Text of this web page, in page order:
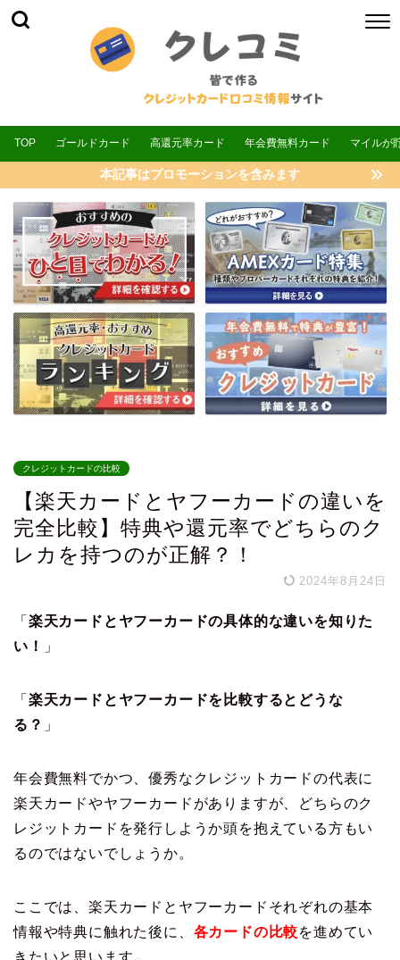
TOP ゴールドカード 高還元率カード 年会費無料カード マイルが
本記事はプロモーションを含みます
クレジットカードの比較
【楽天カードとヤフーカードの違いを
完全比較】特典や還元率でどちらのク
レカを持つのが正解？！
2024年8月24日
「 楽天カードとヤフーカードの具体的な違いを知りた
い！
」
「 楽天カードとヤフーカードを比較するとどうな
る？ 」
年会費無料でかつ、優秀なクレジットカードの代表に
楽天カードやヤフーカードがありますが、どちらのク
レジットカードを発行しようか頭を抱えている方もい
るのではないでしょうか。
ここでは、楽天カードとヤフーカードそれぞれの基本
情報や特典に触れた後に、 各カードの比較を進めてい